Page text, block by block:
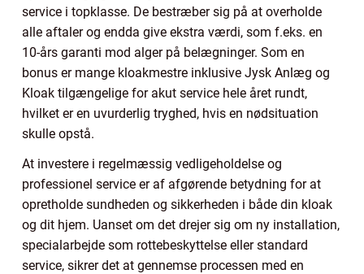
service i topklasse. De bestræber sig på at overholde
alle aftaler og endda give ekstra værdi, som f.eks. en
10-års garanti mod alger på belægninger. Som en
bonus er mange kloakmestre inklusive Jysk Anlæg og
Kloak tilgængelige for akut service hele året rundt,
hvilket er en uvurderlig tryghed, hvis en nødsituation
skulle opstå.
At investere i regelmæssig vedligeholdelse og
professionel service er af afgørende betydning for at
opretholde sundheden og sikkerheden i både din kloak
og dit hjem. Uanset om det drejer sig om ny installation,
specialarbejde som rottebeskyttelse eller standard
service, sikrer det at gennemse processen med en